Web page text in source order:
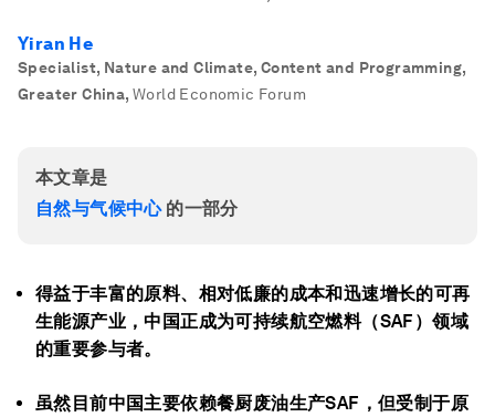
Yiran He
Specialist, Nature and Climate, Content and Programming,
Greater China, World Economic Forum
本文章是
自然与气候中心的一部分
得益于丰富的原料、相对低廉的成本和迅速增长的可再
生能源产业，中国正成为可持续航空燃料（SAF）领域
的重要参与者。
虽然目前中国主要依赖餐厨废油生产SAF，但受制于原